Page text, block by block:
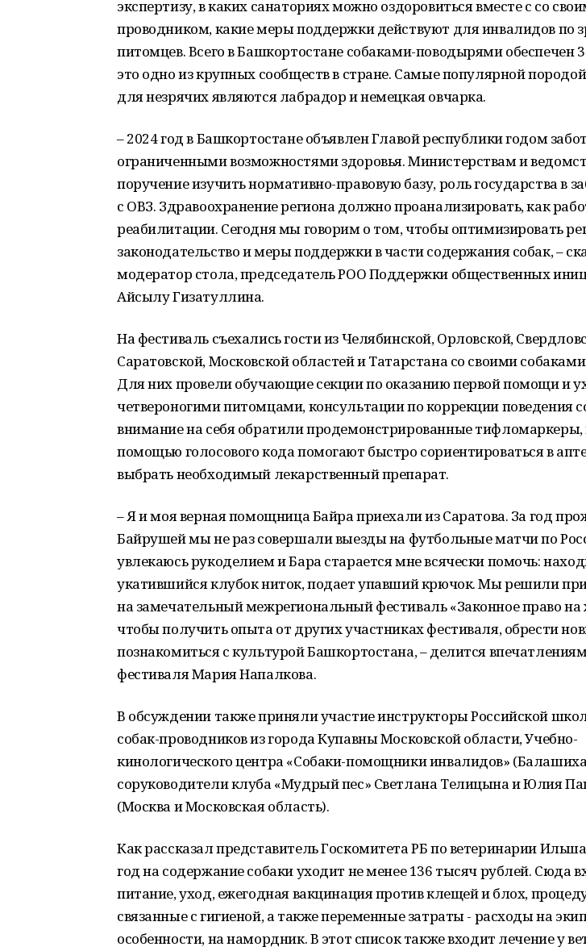
экспертизу, в каких санаториях можно оздоровиться вместе с со
проводником, какие меры поддержки действуют для инвалидов по
питомцев. Всего в Башкортостане собаками-поводырями обеспечен
это одно из крупных сообществ в стране. Самые популярной
для незрячих являются лабрадор и немецкая овчарка.
– 2024 год в Башкортостане объявлен Главой республики годом
ограниченными возможностями здоровья. Министерствам и
поручение изучить нормативно-правовую базу, роль государства в
с ОВЗ. Здравоохранение региона должно проанализировать, как
реабилитации. Сегодня мы говорим о том, чтобы оптимизировать
законодательство и меры поддержки в части содержания собак, –
модератор стола, председатель РОО Поддержки общественных
Айсылу Гизатуллина.
На фестиваль съехались гости из Челябинской, Орловской,
Саратовской, Московской областей и Татарстана со своими
Для них провели обучающие секции по оказанию первой помощи и
четвероногими питомцами, консультации по коррекции поведения
внимание на себя обратили продемонстрированные тифломаркеры,
помощью голосового кода помогают быстро сориентироваться в
выбрать необходимый лекарственный препарат.
– Я и моя верная помощница Байра приехали из Саратова. За год
Байрушей мы не раз совершали выезды на футбольные матчи по
увлекаюсь рукоделием и Бара старается мне всячески помочь:
укатившийся клубок ниток, подает упавший крючок. Мы решили
на замечательный межрегиональный фестиваль «Законное право на
чтобы получить опыта от других участниках фестиваля, обрести
познакомиться с культурой Башкортостана, – делится
фестиваля Мария Напалкова.
В обсуждении также приняли участие инструкторы Российской
собак-проводников из города Купавны Московской области, Учебно-
кинологического центра «Собаки-помощники инвалидов»
соруководители клуба «Мудрый пес» Светлана Телицына и Юлия
(Москва и Московская область).
Как рассказал представитель Госкомитета РБ по ветеринарии
год на содержание собаки уходит не менее 136 тысяч рублей. Сюда
питание, уход, ежегодная вакцинация против клещей и блох,
связанные с гигиеной, а также переменные затраты - расходы на
особенности, на намордник. В этот список также входит лечение у